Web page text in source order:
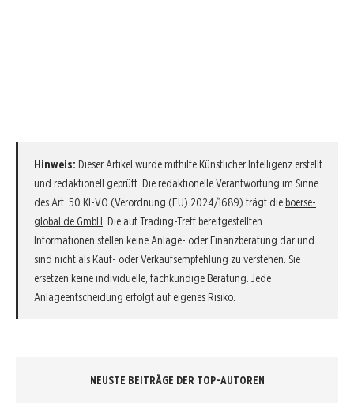
Hinweis: Dieser Artikel wurde mithilfe Künstlicher Intelligenz erstellt
und redaktionell geprüft. Die redaktionelle Verantwortung im Sinne
des Art. 50 KI-VO (Verordnung (EU) 2024/1689) trägt die boerse-
global.de GmbH . Die auf Trading-Treff bereitgestellten
Informationen stellen keine Anlage- oder Finanzberatung dar und
sind nicht als Kauf- oder Verkaufsempfehlung zu verstehen. Sie
ersetzen keine individuelle, fachkundige Beratung. Jede
Anlageentscheidung erfolgt auf eigenes Risiko.
NEUSTE BEITRÄGE DER TOP-AUTOREN